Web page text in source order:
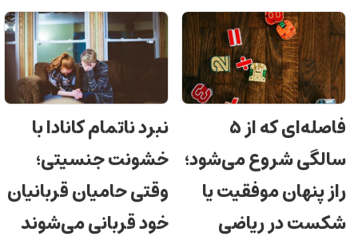
فاصله‌ای که از ۵
سالگی شروع می‌شود؛
راز پنهان موفقیت یا
شکست در ریاضی
نبرد ناتمام کانادا با
خشونت جنسیتی؛
وقتی حامیان قربانیان
خود قربانی می‌شوند